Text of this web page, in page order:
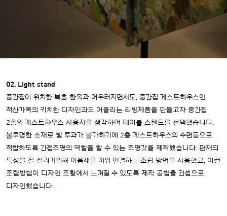
02. Light stand
중간집이 위치한 북촌 한옥과 어우러지면서도, 중간집 게스트하우스인
적산가옥의 키치한 디자인과도 어울리는 리빙제품을 만들고자 중간집
2층의 게스트하우스 사용자를 생각하며 테이블 스탠드를 선택했습니다.
불투명한 소재로 빛 투과가 불가하기에 2층 게스트하우스의 수면등으로
적합하도록 간접조명의 역할을 할 수 있는 조명갓을 제작했습니다. 판재의
특성을 잘 살리기위해 이음새를 끼워 연결하는 조립 방법을 사용했고, 이런
조립방법이 디자인 조형에서 느껴질 수 있도록 제작 공법을 컨셉으로
디자인했습니다.